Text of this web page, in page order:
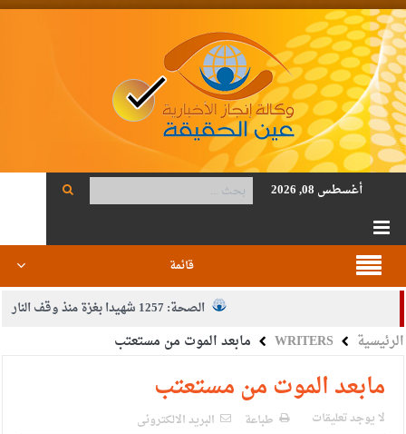
أغسطس 08, 2026
قائمة
الصحة: 1257 شهيدا بغزة منذ وقف النار
والدة الزميل أنس المجالي في ذمة الله
حزب التغيير يطلق فعاليات اعمال المدرسة الحزبية..صور
بين التعيين والإعفاء في رئاسة مجلس إدارة شركة كهرباء المملكة…
الرئيسية WRITERS مابعد الموت من مستعتب
مابعد الموت من مستعتب
لا يوجد تعليقات طباعة البريد الالكترونى